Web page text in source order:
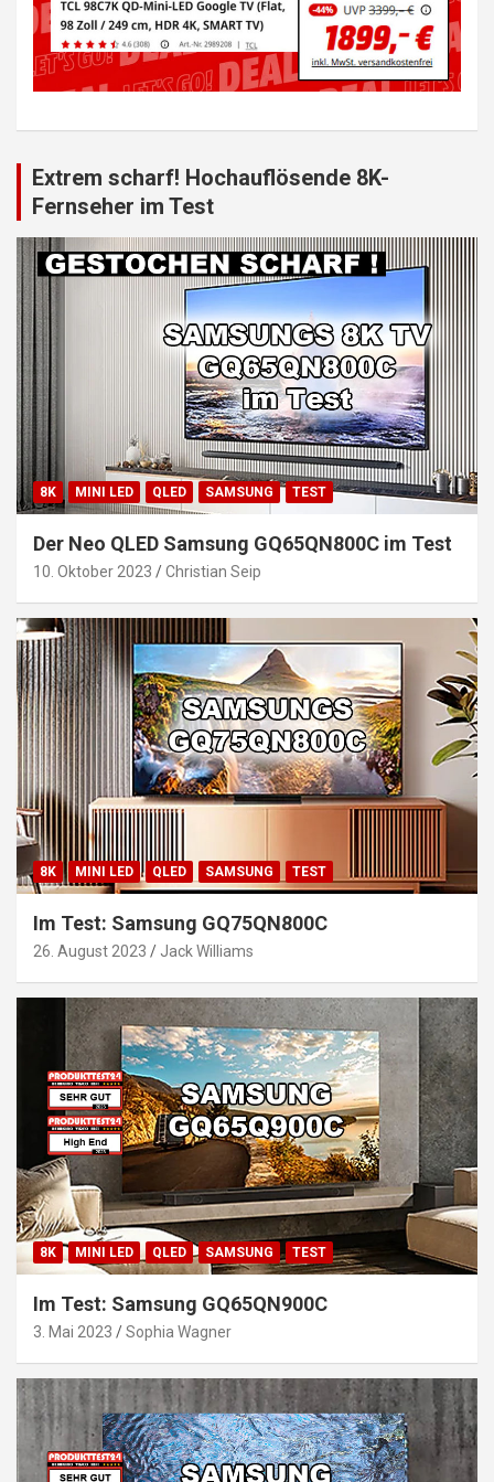
Extrem scharf! Hochauflösende 8K-
Fernseher im Test
8K MINI LED QLED SAMSUNG TEST
Der Neo QLED Samsung GQ65QN800C im Test
10. Oktober 2023 Christian Seip
8K MINI LED QLED SAMSUNG TEST
Im Test: Samsung GQ75QN800C
26. August 2023 Jack Williams
8K MINI LED QLED SAMSUNG TEST
Im Test: Samsung GQ65QN900C
3. Mai 2023 Sophia Wagner